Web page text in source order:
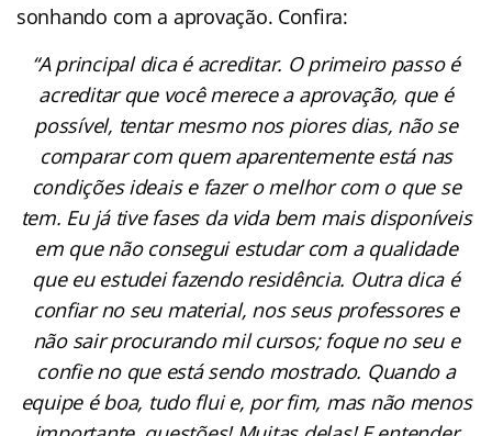
sonhando com a aprovação. Confira:
“A principal dica é acreditar. O primeiro passo é
acreditar que você merece a aprovação, que é
possível, tentar mesmo nos piores dias, não se
comparar com quem aparentemente está nas
condições ideais e fazer o melhor com o que se
tem. Eu já tive fases da vida bem mais disponíveis
em que não consegui estudar com a qualidade
que eu estudei fazendo residência. Outra dica é
confiar no seu material, nos seus professores e
não sair procurando mil cursos; foque no seu e
confie no que está sendo mostrado. Quando a
equipe é boa, tudo flui e, por fim, mas não menos